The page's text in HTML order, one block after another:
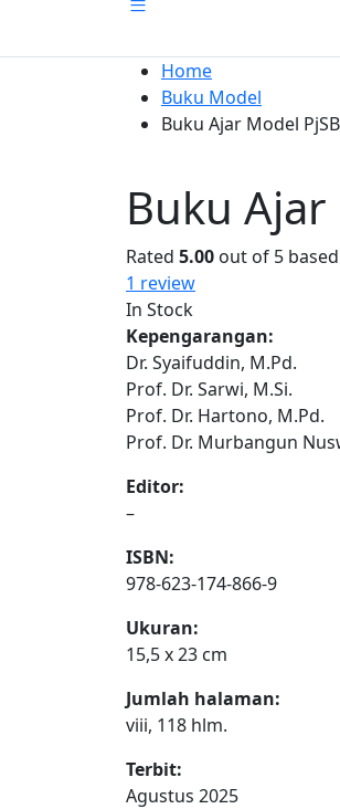
Home
Buku Model
Buku Ajar Model
Buku Ajar
Rated 5.00 out of 5
1 review
In Stock
Kepengarangan:
Dr. Syaifuddin, M.Pd.
Prof. Dr. Sarwi, M.Si.
Prof. Dr. Hartono, M.Pd.
Prof. Dr. Murbangun
Editor:
–
ISBN:
978-623-174-866-9
Ukuran:
15,5 x 23 cm
Jumlah halaman:
viii, 118 hlm.
Terbit:
Agustus 2025